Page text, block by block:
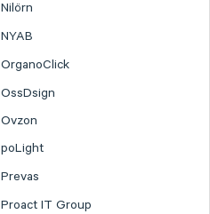
Nilörn
NYAB
OrganoClick
OssDsign
Ovzon
poLight
Prevas
Proact IT Group